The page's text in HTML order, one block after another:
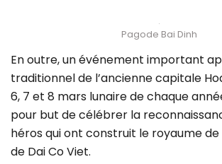
Pagode Bai Dinh
En outre, un événement important
traditionnel de l’ancienne capitale
6, 7 et 8 mars lunaire de chaque
pour but de célébrer la
héros qui ont construit le royaume de
de Dai Co Viet.